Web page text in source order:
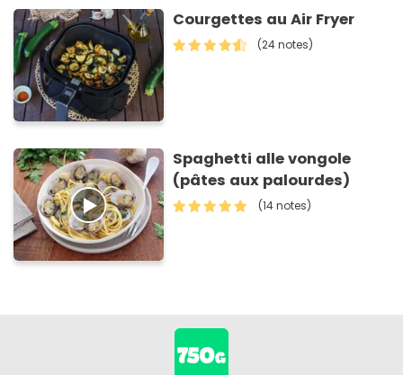
Courgettes au Air Fryer
(24 notes)
Spaghetti alle vongole
(pâtes aux palourdes)
(14 notes)